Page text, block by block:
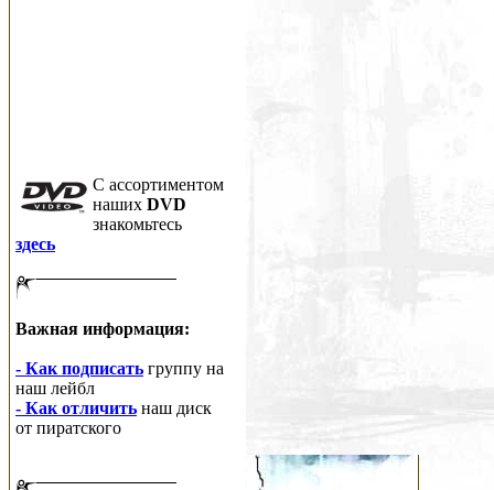
C ассортиментом
наших DVD
знакомьтесь
здесь
Важная информация:
- Как подписать группу на
наш лейбл
- Как отличить наш диск
от пиратского